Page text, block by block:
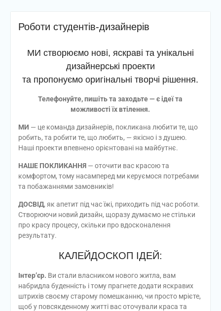
Роботи студентів-дизайнерів
МИ створюємо нові, яскраві та унікальні
дизайнерські проекти
та пропонуємо оригінальні творчі рішення.
Телефонуйте, пишіть та заходьте — є ідеї та
можливості їх втілення.
МИ — це команда дизайнерів, покликана любити те, що
робить, та робити те, що любить, — якісно і з душею.
Наші проекти впевнено орієнтовані на майбутнє.
НАШЕ ПОКЛИКАННЯ— оточити вас красою та
комфортом, тому насамперед ми керуємося потребами
та побажаннями замовників!
ДОСВІД, як апетит під час їжі, приходить під час роботи.
Створюючи новий дизайн, щоразу думаємо не стільки
про красу процесу, скільки про вдосконалення
результату.
КАЛЕЙДОСКОП ІДЕЙ:
Інтер’єр. Ви стали власником нового житла, вам
набридла буденність і тому прагнете додати яскравих
штрихів своєму старому помешканню, чи просто мрієте,
щоб у повсякденному житті вас оточували краса та